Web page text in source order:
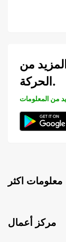
من
الحركة.
من المعلومات
معلومات اكثر
مركز أعمال